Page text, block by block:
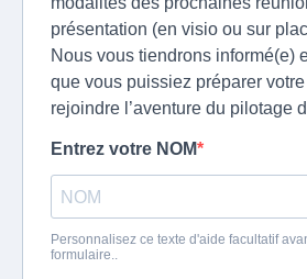
présentation (en visio ou sur
Nous vous tiendrons informé(e)
que vous puissiez préparer
rejoindre l’aventure du pilotage
Entrez votre NOM
Personnalisez ce texte d'aide facultatif
formulaire..